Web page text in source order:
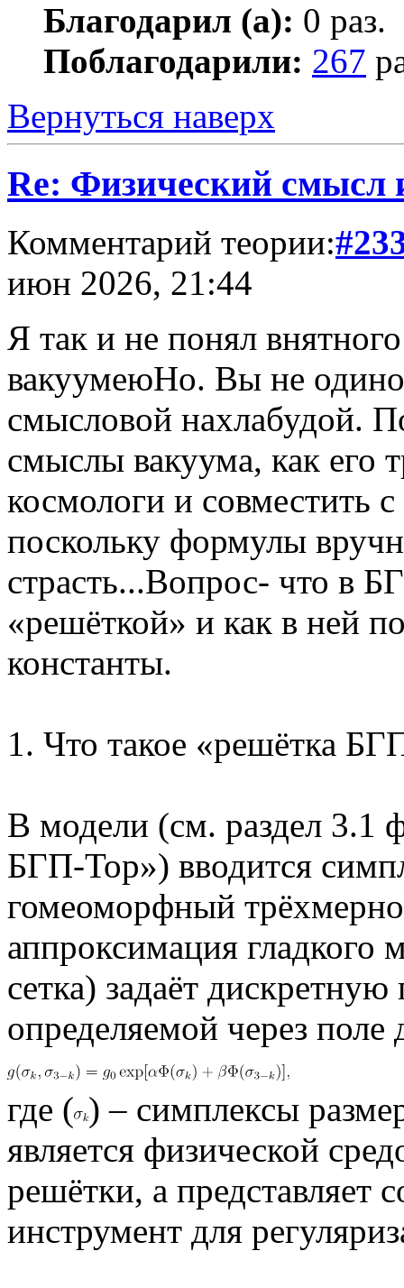
Благодарил (а): 0 раз.
Поблагодарили: 267
Вернуться наверх
Re: Физический
Комментарий теории:
июн 2026, 21:44
Я так и не понял
вакуумеюНо. Вы не
смысловой нахлабудой.
смыслы вакуума, как его
космологи и
поскольку формулы
страсть...Вопрос- что в
«решёткой» и как в ней
константы.
1. Что такое «решётка
В модели (см. раздел 3.1
БГП-Тор») вводится
гомеоморфный
аппроксимация гладкого
сетка) задаёт
определяемой через
где ( ) – симплексы
является физической
решётки, а представляет
инструмент для